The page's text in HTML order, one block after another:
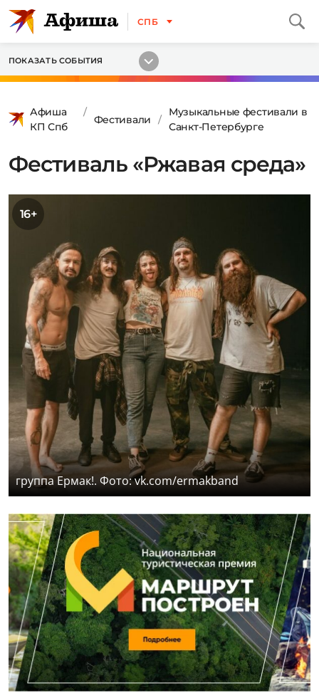
СПБ
ПОКАЗАТЬ СОБЫТИЯ
Афиша
КП Спб
Фестивали
Музыкальные фестивали в
Санкт-Петербурге
Фестиваль «Ржавая среда»
16+
группа Ермак!. Фото: vk.com/ermakband